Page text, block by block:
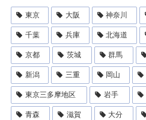
東京 大阪 神奈川
千葉 兵庫 北海道
京都 茨城 群馬
新潟 三重 岡山
東京三多摩地区 岩手
青森 滋賀 大分